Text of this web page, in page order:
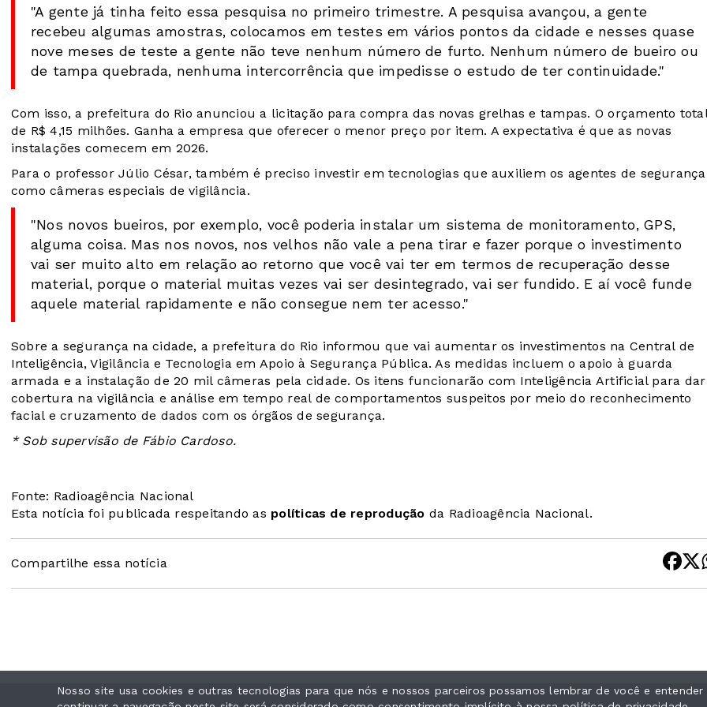
"A gente já tinha feito essa pesquisa no primeiro trimestre. A pesquisa avançou, a gente
recebeu algumas amostras, colocamos em testes em vários pontos da cidade e nesses quase
nove meses de teste a gente não teve nenhum número de furto. Nenhum número de bueiro ou
de tampa quebrada, nenhuma intercorrência que impedisse o estudo de ter continuidade."
Com isso, a prefeitura do Rio anunciou a licitação para compra das novas grelhas e tampas. O orçamento
de R$ 4,15 milhões. Ganha a empresa que oferecer o menor preço por item. A expectativa é que as novas
instalações comecem em 2026.
Para o professor Júlio César, também é preciso investir em tecnologias que auxiliem os agentes de
como câmeras especiais de vigilância.
"Nos novos bueiros, por exemplo, você poderia instalar um sistema de monitoramento, GPS,
alguma coisa. Mas nos novos, nos velhos não vale a pena tirar e fazer porque o investimento
vai ser muito alto em relação ao retorno que você vai ter em termos de recuperação desse
material, porque o material muitas vezes vai ser desintegrado, vai ser fundido. E aí você funde
aquele material rapidamente e não consegue nem ter acesso."
Sobre a segurança na cidade, a prefeitura do Rio informou que vai aumentar os investimentos na Central de
Inteligência, Vigilância e Tecnologia em Apoio à Segurança Pública. As medidas incluem o apoio à guarda
armada e a instalação de 20 mil câmeras pela cidade. Os itens funcionarão com Inteligência Artificial para dar
cobertura na vigilância e análise em tempo real de comportamentos suspeitos por meio do reconhecimento
facial e cruzamento de dados com os órgãos de segurança.
* Sob supervisão de Fábio Cardoso.
Fonte: Radioagência Nacional
Esta notícia foi publicada respeitando as políticas de reprodução da Radioagência Nacional.
Compartilhe essa notícia
Nosso site usa cookies e outras tecnologias para que nós e nossos parceiros possamos lembrar de você e